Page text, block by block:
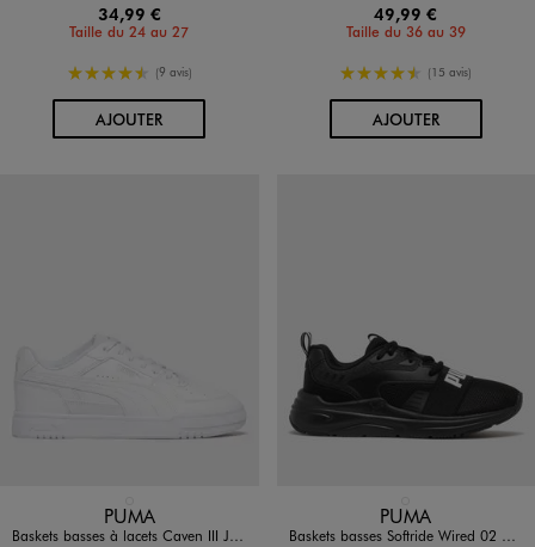
34,99 €
Taille du 24 au 27
4.5/5 de moyenne
(9 avis)
AJOUTERAU PANIER
49,99 €
Taille du 36 au 39
4.5/5 de moyenne
(15 avis)
AJOUTERAU PANIER
Disponible en 1 coloris
PUMA
Baskets basses à lacets Caven III Jr garçon - Puma
Disponible en 1 coloris
PUMA
Baskets basses Softride Wired 02 garçon - Puma